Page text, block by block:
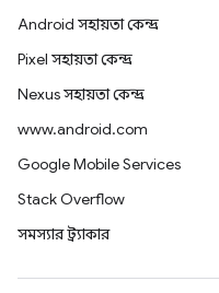
Android সহায়তা কেন্দ্র
Pixel সহায়তা কেন্দ্র
Nexus সহায়তা কেন্দ্র
www.android.com
Google Mobile Services
Stack Overflow
সমস্যার ট্র্যাকার